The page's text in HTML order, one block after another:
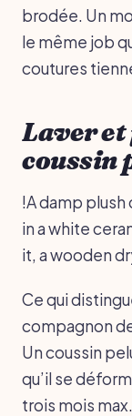
brodée. Un
le même job
coutures
Laver
coussin
!A damp
in a white
it, a wooden
Ce qui
compagnon
Un coussin
qu’il se
trois mois